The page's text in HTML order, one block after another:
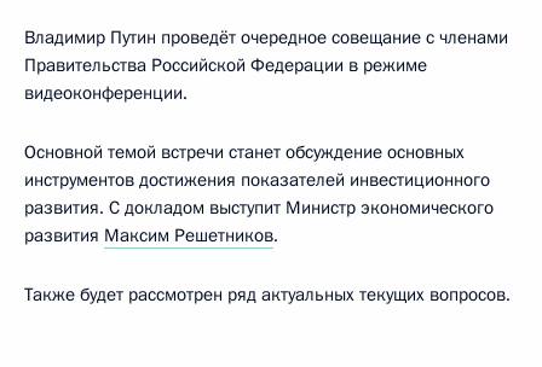
Владимир Путин проведёт очередное совещание с членами
Правительства Российской Федерации в режиме
видеоконференции.
Основной темой встречи станет обсуждение основных
инструментов достижения показателей инвестиционного
развития. С докладом выступит Министр экономического
развития Максим Решетников.
Также будет рассмотрен ряд актуальных текущих вопросов.